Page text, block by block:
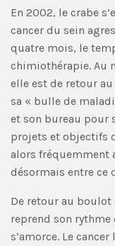
En 2002, le crabe
cancer du sein
quatre mois, le
chimiothérapie. Au
elle est de retour
sa « bulle de
et son bureau pour
projets et objectifs
alors fréquemment
désormais entre ce
De retour au boulot
reprend son rythme
s’amorce. Le